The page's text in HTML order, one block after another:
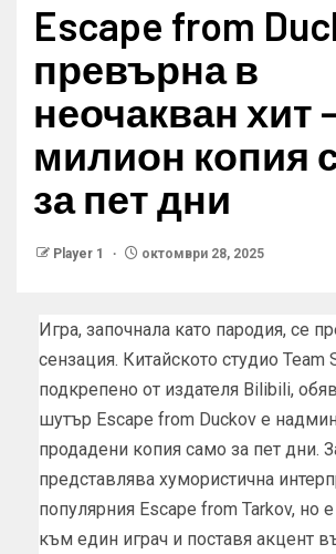
Escape from
превърна в
неочакван хит
милион копия
за пет дни
Player 1 октомври 28, 2025
Игра, започнала като пародия, се
сензация. Китайското студио Team
подкрепено от издателя Bilibili,
шутър Escape from Duckov е
продадени копия само за пет дни.
представлява хумористична
популярния Escape from Tarkov, но
към един играч и поставя акцент